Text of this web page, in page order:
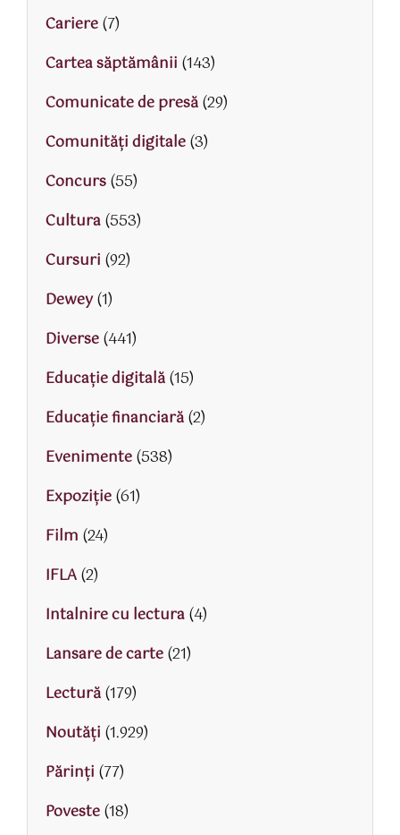
Cariere(7)
Cartea săptămânii (143)
Comunicate de presă(29)
Comunități digitale(3)
Concurs(55)
Cultura(553)
Cursuri (92)
Dewey(1)
Diverse(441)
Educaţie digitală(15)
Educaţie financiară(2)
Evenimente(538)
Expoziție(61)
Film (24)
IFLA(2)
Intalnire cu lectura(4)
Lansare de carte(21)
Lectură(179)
Noutăți (1.929)
Părinţi (77)
Poveste(18)